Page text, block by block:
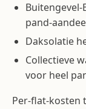
Buitengevel-
pand-
Daksolatie
Collectieve
voor heel
Per-flat-kosten